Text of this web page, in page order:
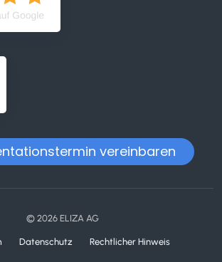
vereinbaren
© 2026 ELIZA AG
Datenschutz Rechtlicher Hinweis